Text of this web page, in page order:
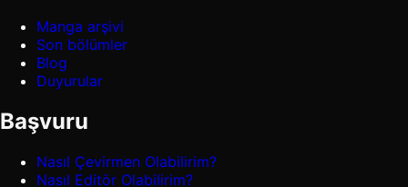
Manga arşivi
Son bölümler
Blog
Duyurular
Başvuru
Nasıl Çevirmen Olabilirim?
Nasıl Editör Olabilirim?